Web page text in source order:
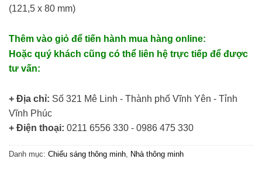
(121,5 x 80 mm)
Thêm vào giỏ để tiến hành mua hàng online:
Hoặc quý khách cũng có thể liên hệ trực tiếp để được
tư vấn:
+ Địa chỉ: Số 321 Mê Linh - Thành phố Vĩnh Yên - Tỉnh
Vĩnh Phúc
+ Điện thoại: 0211 6556 330 - 0986 475 330
Danh mục: Chiếu sáng thông minh Nhà thông minh